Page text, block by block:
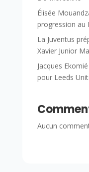
Élisée
progression au
La Juventus
Xavier Junior
Jacques
pour Leeds
Aucun